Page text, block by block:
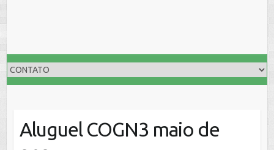
Aluguel COGN3 maio de